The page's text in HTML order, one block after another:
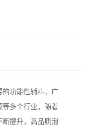
的功能性辅料，广
等多个行业。随着
断提升，高品质泡